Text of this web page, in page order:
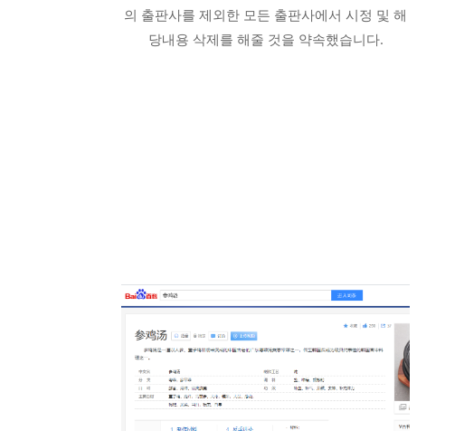
의 출판사를 제외한 모든 출판사에서 시정 및 해
당내용 삭제를 해줄 것을 약속했습니다.